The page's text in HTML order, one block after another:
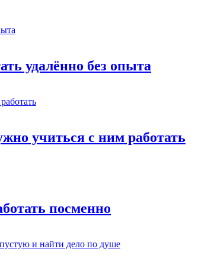
удалённо без опыта
учиться с ним работать
посменно